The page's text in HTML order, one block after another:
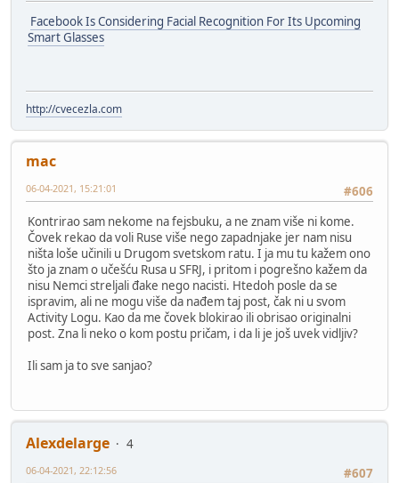
Facebook Is Considering Facial Recognition For Its Upcoming
Smart Glasses
http://cvecezla.com
mac
#606
06-04-2021, 15:21:01
Kontrirao sam nekome na fejsbuku, a ne znam više ni kome.
Čovek rekao da voli Ruse više nego zapadnjake jer nam nisu
ništa loše učinili u Drugom svetskom ratu. I ja mu tu kažem ono
što ja znam o učešću Rusa u SFRJ, i pritom i pogrešno kažem da
nisu Nemci streljali đake nego nacisti. Htedoh posle da se
ispravim, ali ne mogu više da nađem taj post, čak ni u svom
Activity Logu. Kao da me čovek blokirao ili obrisao originalni
post. Zna li neko o kom postu pričam, i da li je još uvek vidljiv?
Ili sam ja to sve sanjao?
Alexdelarge
4
#607
06-04-2021, 22:12:56